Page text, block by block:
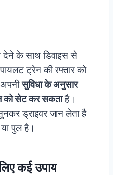
देने के साथ डिवाइस से
ट्रेन की रफ्तार को
अपनीसुविधा के अनुसार
को सेट कर सकताहै।
ड्राइवर जान लेता है
पुल है।
कई उपाय